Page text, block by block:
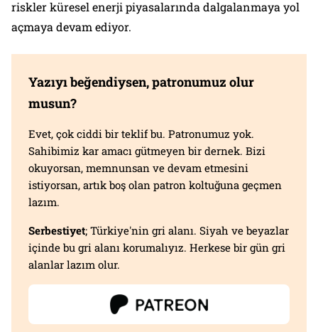
riskler küresel enerji piyasalarında dalgalanmaya yol
açmaya devam ediyor.
Yazıyı beğendiysen, patronumuz olur
musun?
Evet, çok ciddi bir teklif bu. Patronumuz yok.
Sahibimiz kar amacı gütmeyen bir dernek. Bizi
okuyorsan, memnunsan ve devam etmesini
istiyorsan, artık boş olan patron koltuğuna geçmen
lazım.
Serbestiyet; Türkiye'nin gri alanı. Siyah ve beyazlar
içinde bu gri alanı korumalıyız. Herkese bir gün gri
alanlar lazım olur.